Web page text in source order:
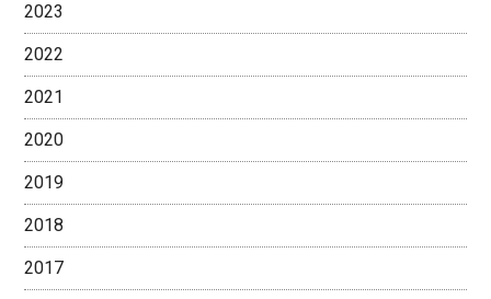
2023
2022
2021
2020
2019
2018
2017